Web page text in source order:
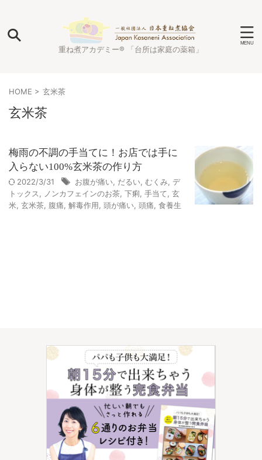
重ね煮アカデミー® 「台所は家庭の薬箱」
HOME > 玄米茶
玄米茶
梅雨の不調の手当てに！お店では手に
入らない100%玄米茶の作り方
2022/3/31 お腹が痛い だるい むくみ
デ
トックス
ノンカフェインのお茶 下痢 手当て 玄
米 玄米茶 腹痛 解毒作用 頭が痛い 頭痛 食養生